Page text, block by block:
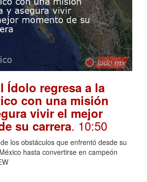
Ídolo regresa a la
con una misión
vivir el mejor
su carrera. 10:50
los obstáculos que enfrentó desde su
hasta convertirse en campeón